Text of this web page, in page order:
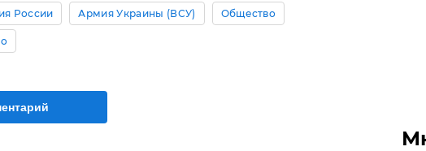
России Армия Украины (ВСУ) Общество